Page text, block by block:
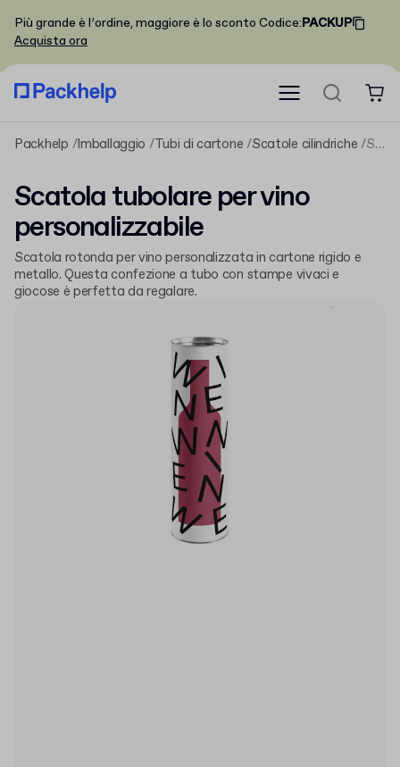
Più grande è l’ordine, maggiore è lo sconto Codice:PACKUP
Acquista ora
Packhelp Imballaggio Tubi di cartone Scatole cilindriche Scatola tubolare per vino personalizzabile
Scatola tubolare per vino
personalizzabile
Scatola rotonda per vino personalizzata in cartone rigido e
metallo. Questa confezione a tubo con stampe vivaci e
giocose è perfetta da regalare.